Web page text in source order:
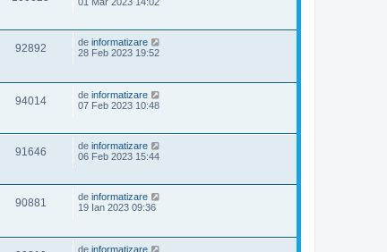
92892 de informatizare
28 Feb 2023 19:52
94014 de informatizare
07 Feb 2023 10:48
91646 de informatizare
06 Feb 2023 15:44
90881 de informatizare
19 Ian 2023 09:36
de informatizare